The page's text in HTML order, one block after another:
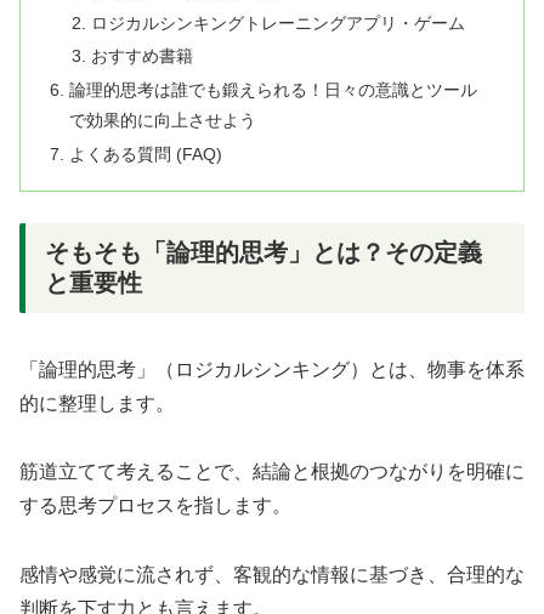
ロジカルシンキングトレーニングアプリ・ゲーム
おすすめ書籍
論理的思考は誰でも鍛えられる！日々の意識とツール
で効果的に向上させよう
よくある質問 (FAQ)
そもそも「論理的思考」とは？その定義
と重要性
「論理的思考」（ロジカルシンキング）とは、物事を体系
的に整理します。
筋道立てて考えることで、結論と根拠のつながりを明確に
する思考プロセスを指します。
感情や感覚に流されず、客観的な情報に基づき、合理的な
判断を下す力とも言えます。